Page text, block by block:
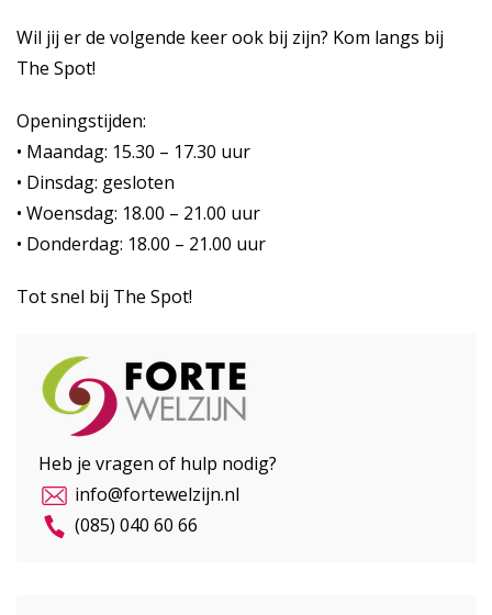
Wil jij er de volgende keer ook bij zijn? Kom langs bij
The Spot!
Openingstijden:
• Maandag: 15.30 – 17.30 uur
• Dinsdag: gesloten
• Woensdag: 18.00 – 21.00 uur
• Donderdag: 18.00 – 21.00 uur
Tot snel bij The Spot!
Heb je vragen of hulp nodig?
info@fortewelzijn.nl
(085) 040 60 66